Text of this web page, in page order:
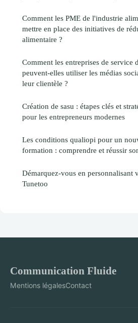
Comment les PME de l'industrie
mettre en place des initiatives de
alimentaire ?
Comment les entreprises de service
peuvent-elles utiliser les médias
leur clientèle ?
Création de sasu : étapes clés et
pour les entrepreneurs modernes
Les conditions qualiopi pour un
formation : comprendre et réussir
Démarquez-vous en personnalisant
Tunetoo
Communication Fluide
Mentions légalesContact